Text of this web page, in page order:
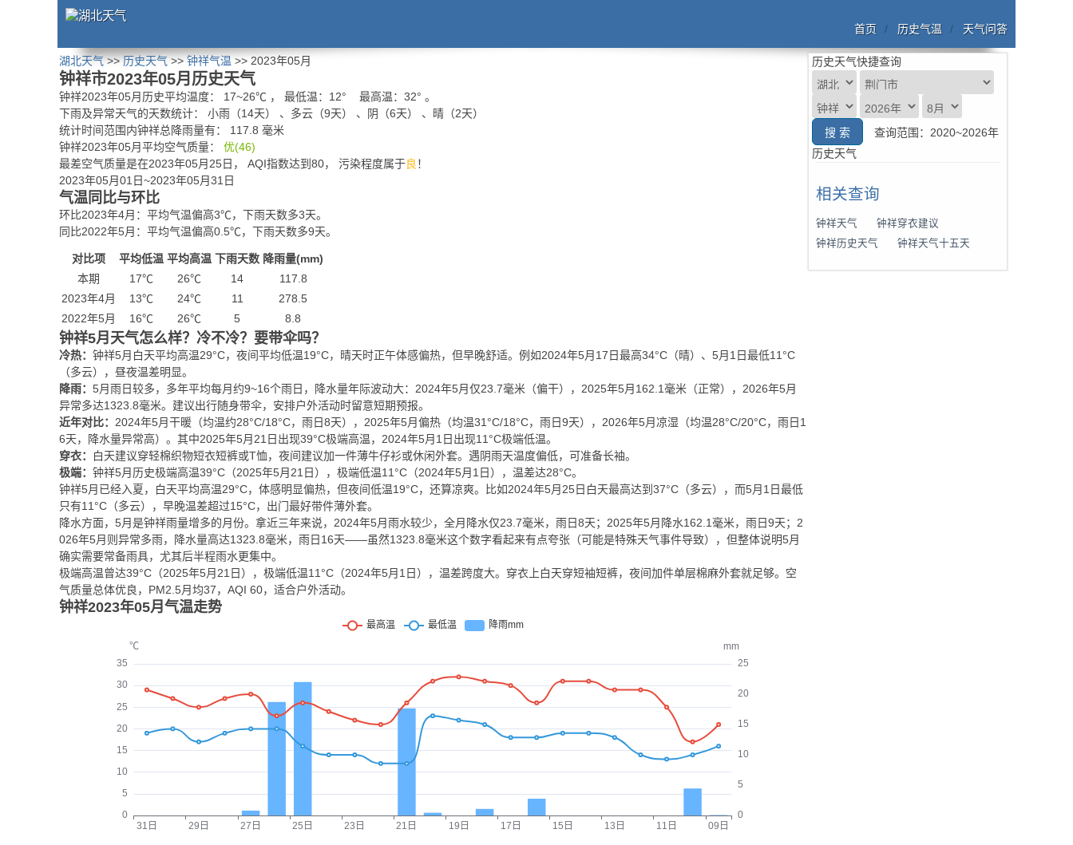
首页 历史气温 天气问答
湖北天气>>历史天气>>钟祥气温 >> 2023年05月
钟祥市2023年05月历史天气
钟祥2023年05月历史平均温度： 17~26℃ ， 最低温： 12° 最高温： 32° 。
下雨及异常天气的天数统计： 小雨（14天） 、多云（9天） 、阴（6天） 、晴（2天）
统计时间范围内钟祥总降雨量有： 117.8 毫米
钟祥2023年05月平均空气质量： 优(46)
最差空气质量是在2023年05月25日， AQI指数达到80， 污染程度属于良！
2023年05月01日~2023年05月31日
气温同比与环比
环比2023年4月：平均气温偏高3℃，下雨天数多3天。
同比2022年5月：平均气温偏高0.5℃，下雨天数多9天。
对比项 平均低温 平均高温 下雨天数 降雨量(mm)
本期
17℃ 26℃ 14
117.8
2023年4月
13℃ 24℃ 11
278.5
2022年5月
16℃ 26℃ 5 8.8
钟祥5月天气怎么样？冷不冷？要带伞吗？
冷热： 钟祥5月白天平均高温29°C，夜间平均低温19°C，晴天时正午体感偏热，但早晚舒适。例如2024年5月17日最高34°C（晴）、5月1日最低11°C
（多云），昼夜温差明显。
降雨： 5月雨日较多，多年平均每月约9~16个雨日，降水量年际波动大：2024年5月仅23.7毫米（偏干），2025年5月162.1毫米（正常），2026年5月
异常多达1323.8毫米。建议出行随身带伞，安排户外活动时留意短期预报。
近年对比： 2024年5月干暖（均温约28°C/18°C，雨日8天），2025年5月偏热（均温31°C/18°C，雨日9天），2026年5月凉湿（均温28°C/20°C，雨日1
6天，降水量异常高）。其中2025年5月21日出现39°C极端高温，2024年5月1日出现11°C极端低温。
穿衣：
白天建议穿轻棉织物短衣短裤或T恤，夜间建议加一件薄牛仔衫或休闲外套。遇阴雨天温度偏低，可准备长袖。
极端： 钟祥5月历史极端高温39°C（2025年5月21日），极端低温11°C（2024年5月1日），温差达28°C。
钟祥5月已经入夏，白天平均高温29°C，体感明显偏热，但夜间低温19°C，还算凉爽。比如2024年5月25日白天最高达到37°C（多云），而5月1日最低
只有11°C（多云），早晚温差超过15°C，出门最好带件薄外套。
降水方面，5月是钟祥雨量增多的月份。拿近三年来说，2024年5月雨水较少，全月降水仅23.7毫米，雨日8天；2025年5月降水162.1毫米，雨日9天；2
026年5月则异常多雨，降水量高达1323.8毫米，雨日16天——虽然1323.8毫米这个数字看起来有点夸张（可能是特殊天气事件导致），但整体说明5月
确实需要常备雨具，尤其后半程雨水更集中。
极端高温曾达39°C（2025年5月21日），极端低温11°C（2024年5月1日），温差跨度大。穿衣上白天穿短袖短裤，夜间加件单层棉麻外套就足够。空
气质量总体优良，PM2.5月均37，AQI 60，适合户外活动。
钟祥2023年05月气温走势
历史天气快捷查询
查询范围：2020~2026年
历史天气
相关查询
钟祥天气
钟祥穿衣建议
钟祥历史天气
钟祥天气十五天